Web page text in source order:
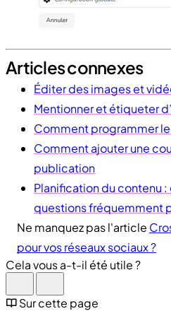
Articles connexes
Éditer des images et
Mentionner et étiqueter
Comment programmer
Comment ajouter une
publication
Planification du contenu
questions fréquemment
Ne manquez pas l'article
pour vos réseaux sociaux ?
Cela vous a-t-il été utile ?
Sur cette page